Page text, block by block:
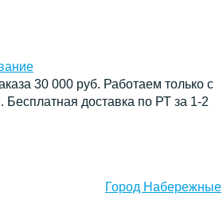
30 000 руб. Работаем только с
доставка по РТ за 1-2
Город Набережные